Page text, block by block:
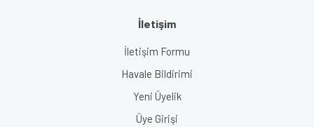
İletişim
İletişim Formu
Havale Bildirimi
Yeni Üyelik
Üye Girişi